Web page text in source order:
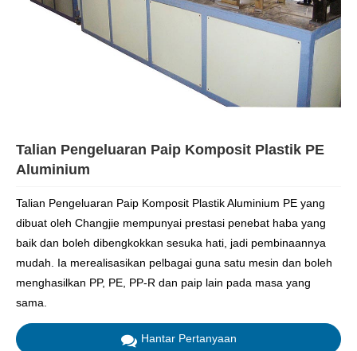
Talian Pengeluaran Paip Komposit Plastik PE
Aluminium
Talian Pengeluaran Paip Komposit Plastik Aluminium PE yang
dibuat oleh Changjie mempunyai prestasi penebat haba yang
baik dan boleh dibengkokkan sesuka hati, jadi pembinaannya
mudah. Ia merealisasikan pelbagai guna satu mesin dan boleh
menghasilkan PP, PE, PP-R dan paip lain pada masa yang
sama.
Hantar Pertanyaan